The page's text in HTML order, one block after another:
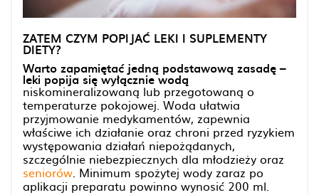
ZATEM CZYM POPIJAĆ LEKI I SUPLEMENTY
DIETY?
Warto zapamiętać jedną podstawową zasadę –
leki popija się wyłącznie wodą
niskomineralizowaną lub przegotowaną o
temperaturze pokojowej. Woda ułatwia
przyjmowanie medykamentów, zapewnia
właściwe ich działanie oraz chroni przed ryzykiem
występowania działań niepożądanych,
szczególnie niebezpiecznych dla młodzieży oraz
seniorów . Minimum spożytej wody zaraz po
aplikacji preparatu powinno wynosić 200 ml.